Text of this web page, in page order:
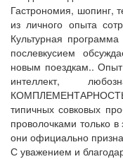
Гастрономия, шопинг,
из личного опыта
Культурная
послевкусием
новым поездкам..
интеллект,
типичных совковых
проволочками только
они официально
С уважением и